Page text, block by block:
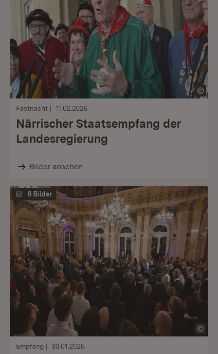
Fastnacht 11.02.2026
Närrischer Staatsempfang der
Landesregierung
Bilder ansehen
8 Bilder
Empfang 30.01.2026